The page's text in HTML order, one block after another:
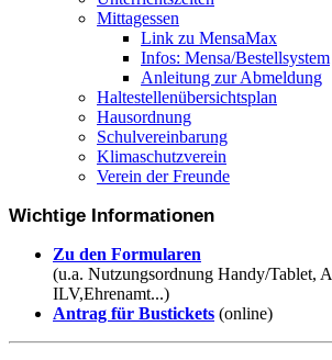
Mittagessen
Link zu MensaMax
Infos: Mensa/Bestellsystem
Anleitung zur Abmeldung
Haltestellenübersichtsplan
Hausordnung
Schulvereinbarung
Klimaschutzverein
Verein der Freunde
Wichtige Informationen
Zu den Formularen
(u.a. Nutzungsordnung Handy/Tablet,
ILV,Ehrenamt...)
Antrag für Bustickets (online)